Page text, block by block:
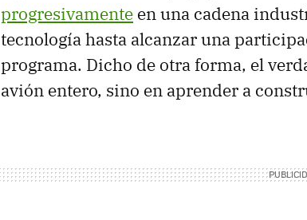
progresivamente en una cadena
tecnología hasta alcanzar una
programa. Dicho de otra forma, el
avión entero, sino en aprender a